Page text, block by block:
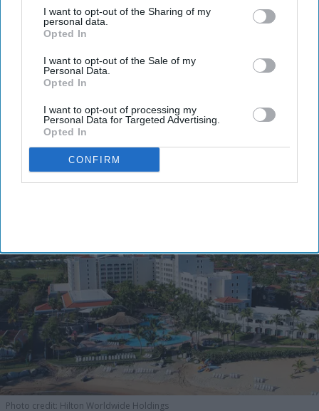
I want to opt-out of the Sharing of my
personal data.
Opted In
I want to opt-out of the Sale of my
Personal Data.
Opted In
I want to opt-out of processing my
Personal Data for Targeted Advertising.
Opted In
CONFIRM
Additionally, the group opened 109 hotels during
the period, adding nearly 14,000 rooms.
Revenue rose 3 percent at constant currency to
$3.18 billion, while recurring EBITDA increased 6.5
statement. The company maintained its full-year
RevPAR growth outlook of 2 percent to 2.5
Photo credit: Hilton Worldwide Holdings